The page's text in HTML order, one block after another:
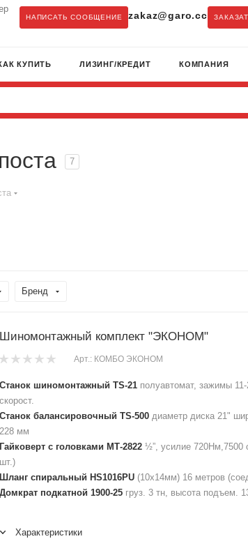
НАПИСАТЬ СООБЩЕНИЕ zakaz@garo.cc
КУПИТЬ ЛИЗИНГ/КРЕДИТ КОМПАНИЯ
7
Бренд
Шиномонтажный комплект "ЭКОНОМ"
Арт.: КОМБО ЭКОНОМ
Станок шиномонтажный TS-21 полуавтомат, зажимы
скорост.
Станок балансировочный TS-500 диаметр диска 21"
228 мм
Гайковерт с головками МТ-2822 ½”, усилие 720Нм,7500
шт.)
Шланг спиральный HS1016PU (10х14мм) 16 метров
Домкрат подкатной 1900-25 груз. 3 тн, высота подъем.
Характеристики